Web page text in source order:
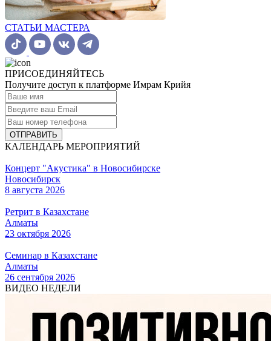
СТАТЬИ МАСТЕРА
ПРИСОЕДИНЯЙТЕСЬ
Получите доступ к платформе Имрам Крийя
ОТПРАВИТЬ
КАЛЕНДАРЬ МЕРОПРИЯТИЙ
Концерт "Акустика" в Новосибирске
Новосибирск
8 августа 2026
Ретрит в Казахстане
Алматы
23 октября 2026
Семинар в Казахстане
Алматы
26 сентября 2026
ВИДЕО НЕДЕЛИ